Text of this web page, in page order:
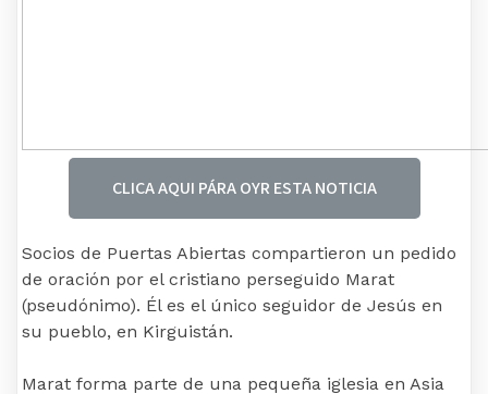
CLICA AQUI PÁRA OYR ESTA NOTICIA
Socios de Puertas Abiertas compartieron un pedido
de oración por el cristiano perseguido Marat
(pseudónimo). Él es el único seguidor de Jesús en
su pueblo, en Kirguistán.
Marat forma parte de una pequeña iglesia en Asia